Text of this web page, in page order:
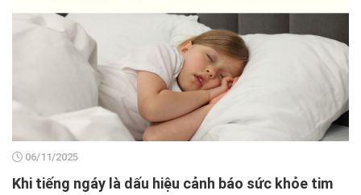
06/11/2025
Khi tiếng ngáy là dấu hiệu cảnh báo sức khỏe tim